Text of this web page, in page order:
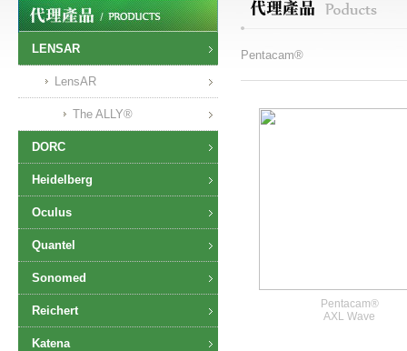
LENSAR
LensAR
The ALLY®
DORC
Heidelberg
Oculus
Quantel
Sonomed
Reichert
Katena
Pentacam®
Pentacam®
AXL Wave